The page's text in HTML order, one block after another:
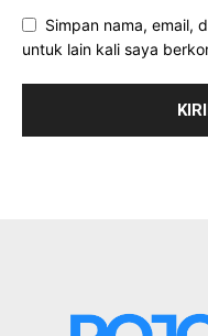
Simpan nama, email,
untuk lain kali saya